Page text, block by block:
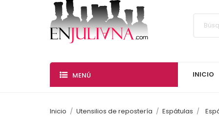
MENÚ INICIO
Inicio Utensilios de repostería Espátulas